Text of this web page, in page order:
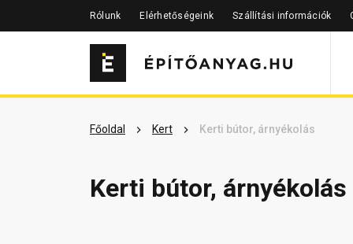
Rólunk Elérhetőségeink Szállítási információk
Főoldal Kert Kerti bútor, árnyékolás
Kerti bútor, árnyékolás